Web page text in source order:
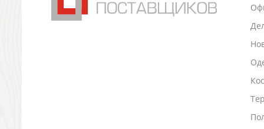
Антистрессы